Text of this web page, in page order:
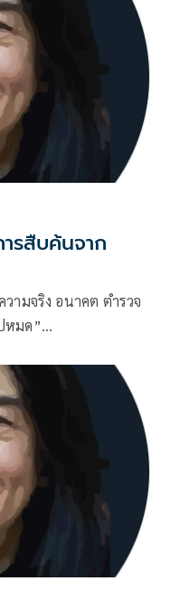
รสืบค้นจาก
ามจริง อนาคต ตำรวจ
หมด”